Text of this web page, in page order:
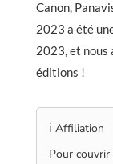
Canon,
2023 a été
2023, et nous
éditions !
ℹ️ Affiliation
Pour